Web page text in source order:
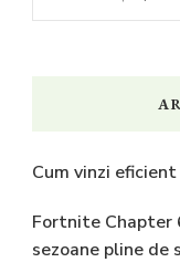
ceva?
Cum vinzi
Fortnite Chapter
sezoane pline de